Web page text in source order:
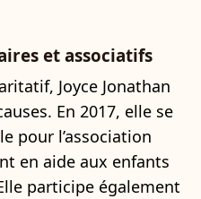
et associatifs
Joyce Jonathan
En 2017, elle se
pour l’association
en aide aux enfants
participe également